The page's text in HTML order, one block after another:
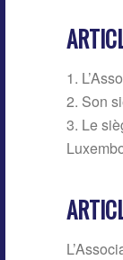
1.
2. Son
3. Le